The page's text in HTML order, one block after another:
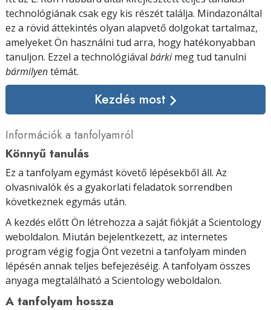
technológiának csak egy kis részét találja. Mindazonáltal
ez a rövid áttekintés olyan alapvető dolgokat tartalmaz,
amelyeket Ön használni tud arra, hogy hatékonyabban
tanuljon. Ezzel a technológiával bárkimeg tud tanulni
bármilyentémát.
Kezdés most
Információk a tanfolyamról
Könnyű tanulás
Ez a tanfolyam egymást követő lépésekből áll. Az
olvasnivalók és a gyakorlati feladatok sorrendben
következnek egymás után.
A kezdés előtt Ön létrehozza a saját fiókját a Scientology
weboldalon. Miután bejelentkezett, az internetes
program végig fogja Önt vezetni a tanfolyam minden
lépésén annak teljes befejezéséig. A tanfolyam összes
anyaga megtalálható a Scientology weboldalon.
A tanfolyam hossza